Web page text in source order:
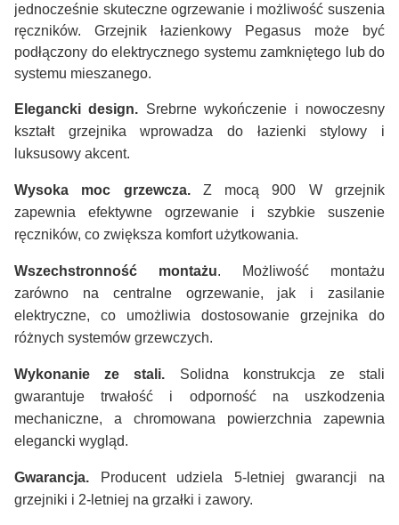
jednocześnie skuteczne ogrzewanie i możliwość suszenia
ręczników. Grzejnik łazienkowy Pegasus może być
podłączony do elektrycznego systemu zamkniętego lub do
systemu mieszanego.
Elegancki design. Srebrne wykończenie i nowoczesny
kształt grzejnika wprowadza do łazienki stylowy i
luksusowy akcent.
Wysoka moc grzewcza.Z mocą 900 W grzejnik
zapewnia efektywne ogrzewanie i szybkie suszenie
ręczników, co zwiększa komfort użytkowania.
Wszechstronność montażu. Możliwość montażu
zarówno na centralne ogrzewanie, jak i zasilanie
elektryczne, co umożliwia dostosowanie grzejnika do
różnych systemów grzewczych.
Wykonanie ze stali. Solidna konstrukcja ze stali
gwarantuje trwałość i odporność na uszkodzenia
mechaniczne, a chromowana powierzchnia zapewnia
elegancki wygląd.
Gwarancja. Producent udziela 5-letniej gwarancji na
grzejniki i 2-letniej na grzałki i zawory.